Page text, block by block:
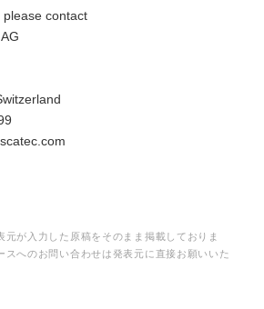
contact
元が入力した原稿をそのまま掲載しておりま
スへのお問い合わせは発表元に直接お願いいた